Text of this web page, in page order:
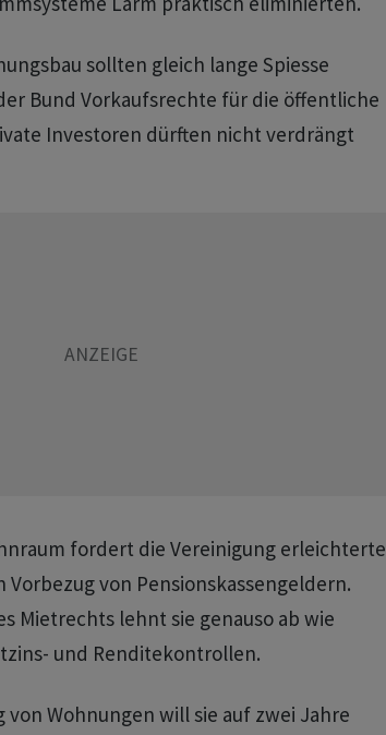
sollten gleich lange Spiesse
Bund Vorkaufsrechte für die öffentliche
Investoren dürften nicht verdrängt
fordert die Vereinigung erleichterte
von Pensionskassengeldern.
Mietrechts lehnt sie genauso ab wie
und Renditekontrollen.
Wohnungen will sie auf zwei Jahre